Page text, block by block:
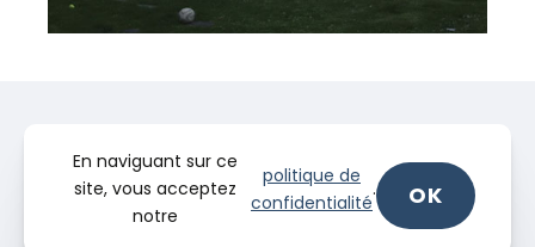
En naviguant sur ce
site, vous acceptez
notre
politique de
confidentialité
. OK